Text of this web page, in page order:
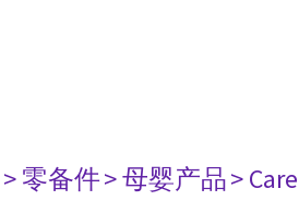
> 零备件> 母婴产品>